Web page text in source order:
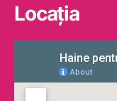
Locaţia